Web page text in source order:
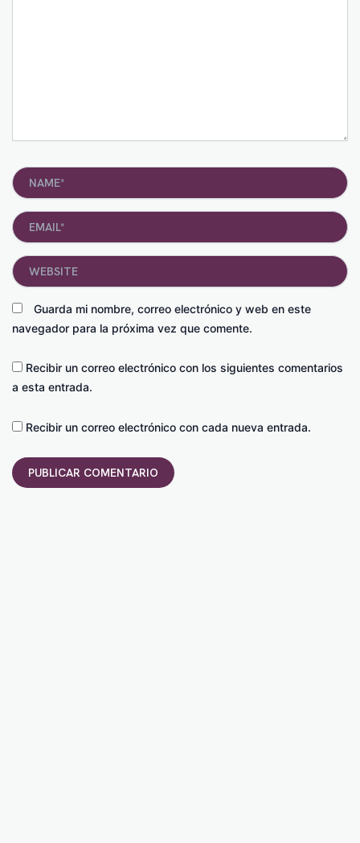
Name*
Email*
Guarda mi nombre, correo electrónico y web en este
navegador para la próxima vez que comente.
Website
Recibir un correo electrónico con los siguientes comentarios
a esta entrada.
Recibir un correo electrónico con cada nueva entrada.